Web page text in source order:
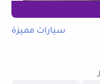
سيارات مميزة